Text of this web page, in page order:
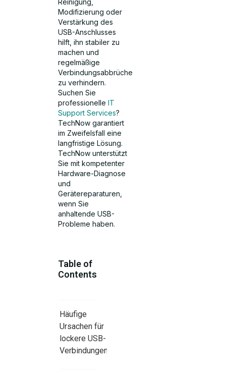
Reinigung,
Modifizierung oder
Verstärkung des
USB-Anschlusses
hilft, ihn stabiler zu
machen und
regelmäßige
Verbindungsabbrüche
zu verhindern.
Suchen Sie
professionelleIT
Support Services?
TechNow garantiert
im Zweifelsfall eine
langfristige Lösung.
TechNow unterstützt
Sie mit kompetenter
Hardware-Diagnose
und
Gerätereparaturen,
wenn Sie
anhaltende USB-
Probleme haben.
Table of
Contents
Häufige
Ursachen für
lockere USB-
Verbindungen